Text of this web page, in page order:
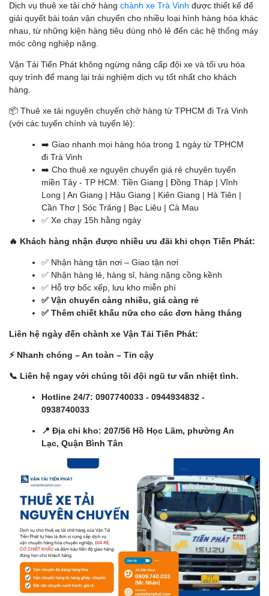
Dịch vụ thuê xe tải chở hàng chành xe Trà Vinh được thiết kế để
giải quyết bài toán vận chuyển cho nhiều loại hình hàng hóa khác
nhau, từ những kiện hàng tiêu dùng nhỏ lẻ đến các hệ thống máy
móc công nghiệp nặng.
Vận Tải Tiến Phát không ngừng nâng cấp đội xe và tối ưu hóa
quy trình để mang lại trải nghiệm dịch vụ tốt nhất cho khách
hàng.
📦 Thuê xe tải nguyên chuyến chở hàng từ TPHCM đi Trà Vinh
(với các tuyến chính và tuyến lẻ):
➡️ Giao nhanh mọi hàng hóa trong 1 ngày từ TPHCM
đi Trà Vinh
➡️ Cho thuê xe nguyên chuyến giá rẻ chuyên tuyến
miền Tây - TP HCM: Tiền Giang | Đồng Tháp | Vĩnh
Long | An Giang | Hậu Giang | Kiên Giang | Hà Tiên |
Cần Thơ | Sóc Trăng | Bạc Liêu | Cà Mau
✅ Xe chạy 15h hằng ngày
🔥 Khách hàng nhận được nhiều ưu đãi khi chọn Tiến Phát:
✅ Nhận hàng tận nơi – Giao tận nơi
✅ Nhận hàng lẻ, hàng sỉ, hàng nặng cồng kềnh
✅ Hỗ trợ bốc xếp, lưu kho miễn phí
✅ Vận chuyển càng nhiều, giá càng rẻ
✅ Thêm chiết khấu nữa cho các đơn hàng tháng
Liên hệ ngày đến chành xe Vận Tải Tiến Phát:
⚡ Nhanh chóng – An toàn – Tin cậy
📞 Liên hệ ngay với chúng tôi đội ngũ tư vấn nhiệt tình.
Hotline 24/7: 0907740033 - 0944934832 -
0938740033
📍 Địa chỉ kho: 207/56 Hồ Học Lãm, phường An
Lạc, Quận Bình Tân